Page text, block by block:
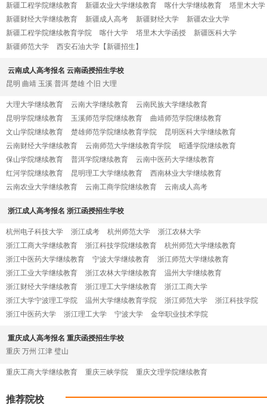
新疆工程学院继续教育
新疆农业大学继续教育 喀什大学继续教育
塔里木大学
新疆财经大学继续教育
新疆成人高考 新疆财经大学
新疆农业大学
新疆工程学院继续教育学院
喀什大学 塔里木大学函授
新疆医科大学
新疆师范大学
西安石油大学【新疆招生】
云南成人高考报名 云南函授招生学校
昆明 曲靖 玉溪 普洱 楚雄 个旧 大理
大理大学继续教育 云南大学继续教育
云南民族大学继续教育
昆明学院继续教育
玉溪师范学院继续教育
曲靖师范学院继续教育
文山学院继续教育
楚雄师范学院继续教育学院
昆明医科大学继续教育
云南财经大学继续教育
云南师范大学继续教育学院
昭通学院继续教育
保山学院继续教育
普洱学院继续教育
云南中医药大学继续教育
红河学院继续教育
昆明理工大学继续教育
西南林业大学继续教育
云南农业大学继续教育
云南工商学院继续教育 云南成人高考
浙江成人高考报名 浙江函授招生学校
杭州电子科技大学 浙江成考 杭州师范大学
浙江农林大学
浙江工商大学继续教育
浙江科技学院继续教育
杭州师范大学继续教育
浙江中医药大学继续教育
宁波大学继续教育
浙江师范大学继续教育
浙江工业大学继续教育
浙江农林大学继续教育
温州大学继续教育
浙江财经大学继续教育
浙江理工大学继续教育
浙江工商大学
浙江大学宁波理工学院
温州大学继续教育学院 浙江师范大学
浙江科技学院
浙江中医药大学
浙江理工大学 宁波大学 金华职业技术学院
重庆成人高考报名 重庆函授招生学校
重庆 万州 江津 璧山
重庆工商大学继续教育 重庆三峡学院 重庆文理学院继续教育
推荐院校